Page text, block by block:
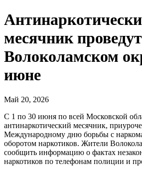
месячник
Волоколамском
июне
Май 20, 2026
С 1 по 30 июня по всей Московской
антинаркотический месячник,
Международному дню борьбы с
оборотом наркотиков. Жители
сообщить информацию о фактах
наркотиков по телефонам полиции и